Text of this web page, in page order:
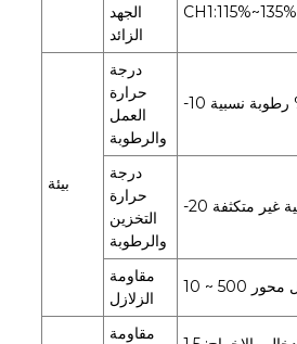
الجهد
الزائد
CH1:115%~135%
بيئة
درجة
حرارة
العمل
والرطوبة
درجة
حرارة
التخزين
والرطوبة
مقاومة
الزلازل
مقاومة